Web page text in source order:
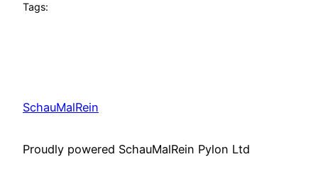
Tags:
SchauMalRein
Proudly powered SchauMalRein Pylon Ltd